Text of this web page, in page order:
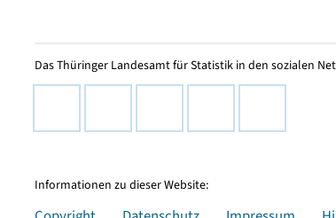
Das Thüringer Landesamt für Statistik in den sozialen
Informationen zu dieser Website: